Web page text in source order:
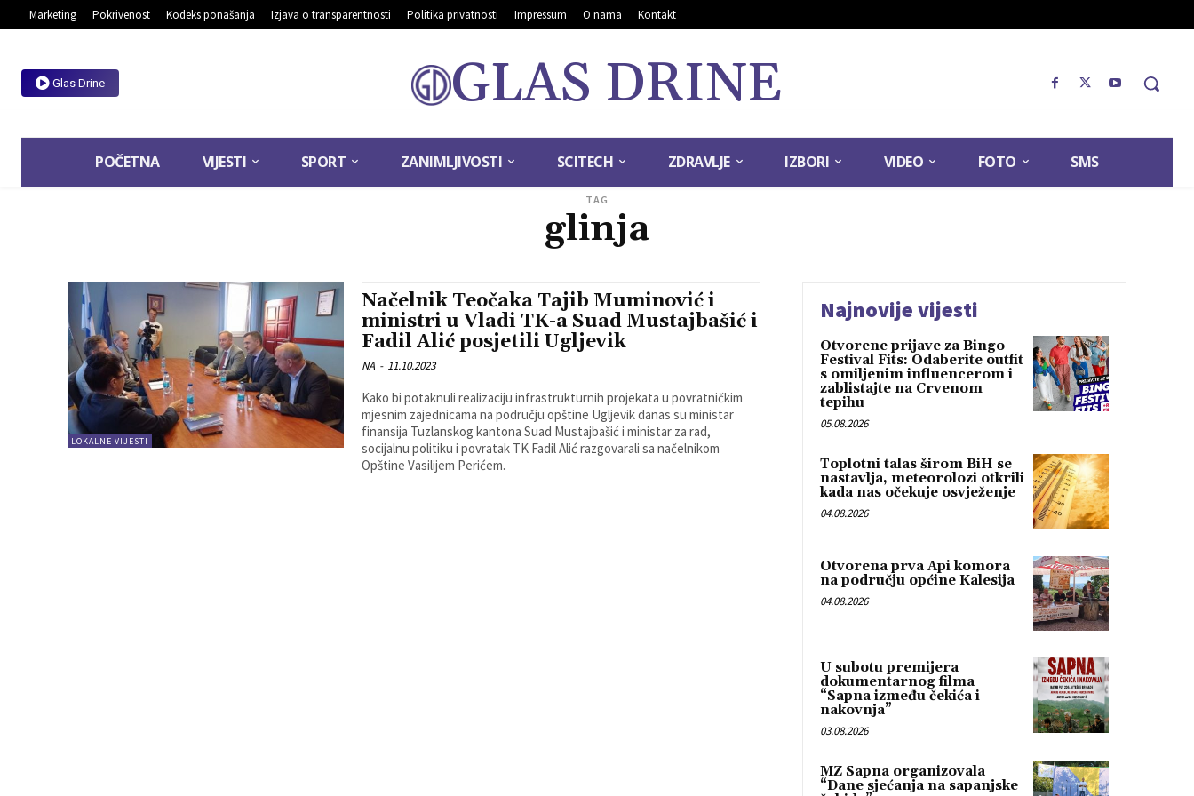
Marketing Pokrivenost Kodeks ponašanja Izjava o transparentnosti Politika privatnosti Impressum O nama Kontakt
Glas Drine GLAS DRINE
POČETNA VIJESTI SPORT ZANIMLJIVOSTI SCITECH ZDRAVLJE IZBORI VIDEO FOTO SMS
TAG
glinja
LOKALNE VIJESTI
Načelnik Teočaka Tajib Muminović i
ministri u Vladi TK-a Suad Mustajbašić i
Fadil Alić posjetili Ugljevik
NA - 11.10.2023
Kako bi potaknuli realizaciju infrastrukturnih projekata u povratničkim
mjesnim zajednicama na području opštine Ugljevik danas su ministar
finansija Tuzlanskog kantona Suad Mustajbašić i ministar za rad,
socijalnu politiku i povratak TK Fadil Alić razgovarali sa načelnikom
Opštine Vasilijem Perićem.
Najnovije vijesti
Otvorene prijave za Bingo
Festival Fits: Odaberite outfit
s omiljenim influencerom i
zablistajte na Crvenom
tepihu
05.08.2026
Toplotni talas širom BiH se
nastavlja, meteorolozi otkrili
kada nas očekuje osvježenje
04.08.2026
Otvorena prva Api komora
na području općine Kalesija
04.08.2026
U subotu premijera
dokumentarnog filma
“Sapna između čekića i
nakovnja”
03.08.2026
MZ Sapna organizovala
“Dane sjećanja na sapanjske